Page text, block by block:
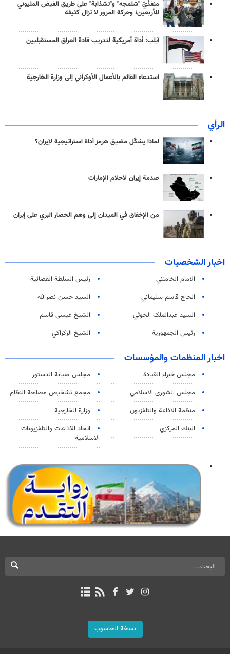
منفذَيّ "شلمجه" و"تشذابة" على طريق الفيض المليوني
للأربعين؛ وحركة المرور لا تزال كثيفة
آيلب: أداة أمريكية لتدريب قادة العراق المستقبليين
استدعاء القائم بالأعمال الأوكراني إلى وزارة الخارجية
الرأي
لماذا يشكّل مضيق هرمز أداة استراتيجية لإيران؟
صدمة إيران لأحلام الإمارات
من الإخفاق في الميدان إلى وهم الحصار البري على إيران
اخبار الشخصيات
الامام الخامنئي
رئیس السلطة القضائیة
الحاج قاسم سليماني
السيد حسن نصرالله
السید عبدالملک الحوثي
الشيخ عيسى قاسم
رئيس الجمهورية
الشيخ الزكزاكي
اخبار المنظمات والمؤسسات
مجلس خبراء القيادة
مجلس صيانة الدستور
مجلس الشورى الاسلامي
مجمع تشخيص مصلحة النظام
منظمة الاذاعة والتلفزیون
وزارة الخارجية
البنك المركزي
اتحاد الاذاعات والتلفزيونات
الاسلامية
نسخة الحاسوب